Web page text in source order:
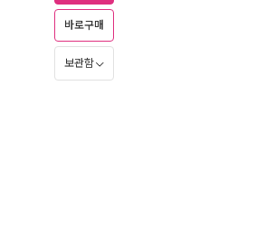
바로구매
보관함